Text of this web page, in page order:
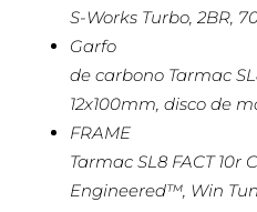
S-Works Turbo, 2BR,
Garfo
de carbono Tarmac
12x100mm, disco de
FRAME
Tarmac SL8 FACT 10r
Engineered™, Win